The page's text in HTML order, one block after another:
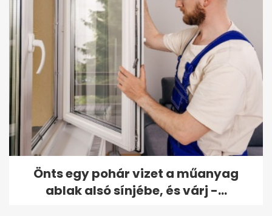
Önts egy pohár vizet a műanyag
ablak alsó sínjébe, és várj -...